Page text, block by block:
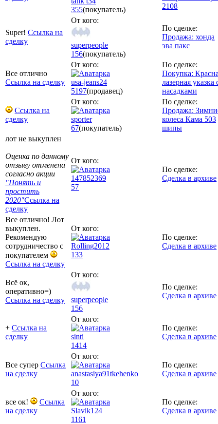
355(покупатель)
2108
Super! Ссылка на
сделку
От кого:
superpeople
156(покупатель)
По сделке:
Продажа: хонда
эва пакс
Все отлично
Ссылка на сделку
От кого:
usa-jeans24
5197(продавец)
По сделке:
Покупка:
лазерная указка
насадками
Ссылка на
сделку
От кого:
sporter
67(покупатель)
По сделке:
Продажа:
колеса Кама 503
шипы
лот не выкуплен
Оценка по данному
отзыву отменена
согласно акции
"Понять и
простить
2020"Ссылка на
сделку
От кого:
147852369
57
По сделке:
Сделка в архиве
Все отлично! Лот
выкуплен.
Рекомендую
сотрудничество с
покупателем
Ссылка на сделку
От кого:
Rolling2012
133
По сделке:
Сделка в архиве
Всё ок,
оперативно=)
Ссылка на сделку
От кого:
superpeople
156
По сделке:
Сделка в архиве
+ Ссылка на
сделку
От кого:
sinti
1414
По сделке:
Сделка в архиве
Все супер Ссылка
на сделку
От кого:
anastasiya91tkehenko
10
По сделке:
Сделка в архиве
все ок!
Ссылка
на сделку
От кого:
Slavik124
1161
По сделке:
Сделка в архиве